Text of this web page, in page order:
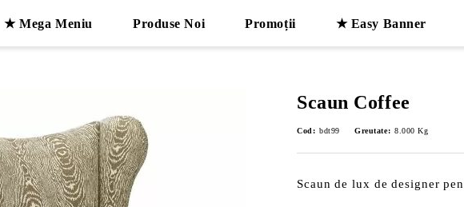
★ Mega Meniu Produse Noi Promoții ★ Easy Banner
Scaun Coffee
Cod: bdt99 Greutate: 8.000 Kg
Scaun de lux de designer